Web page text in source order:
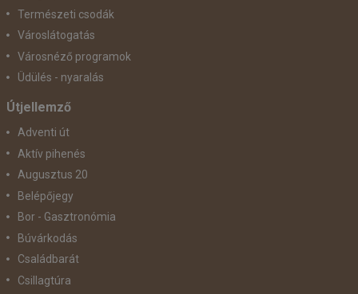
Természeti csodák
Városlátogatás
Városnéző programok
Üdülés - nyaralás
Útjellemző
Adventi út
Aktív pihenés
Augusztus 20
Belépőjegy
Bor - Gasztronómia
Búvárkodás
Családbarát
Csillagtúra